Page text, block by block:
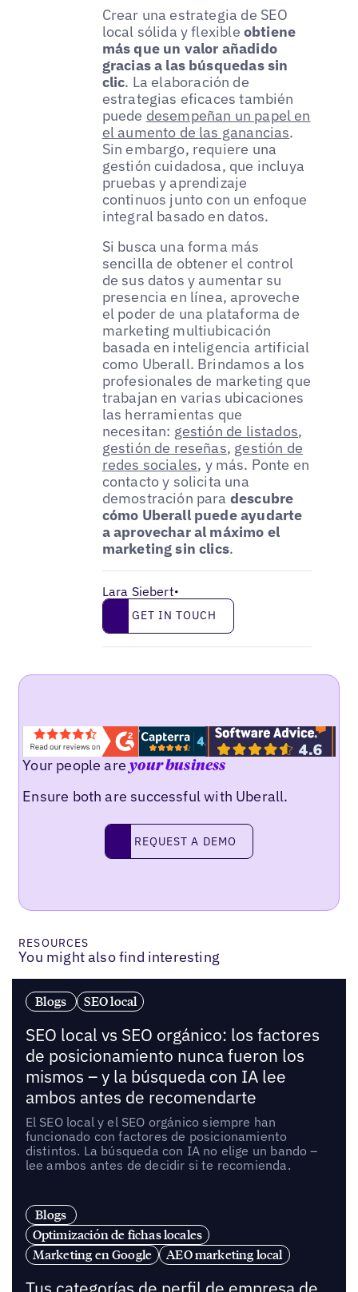
Crear una estrategia de SEO
local sólida y flexible obtiene
más que un valor añadido
gracias a las búsquedas sin
clic. La elaboración de
estrategias eficaces también
puede desempeñan un papel en
el aumento de las ganancias.
Sin embargo, requiere una
gestión cuidadosa, que incluya
pruebas y aprendizaje
continuos junto con un enfoque
integral basado en datos.
Si busca una forma más
sencilla de obtener el control
de sus datos y aumentar su
presencia en línea, aproveche
el poder de una plataforma de
marketing multiubicación
basada en inteligencia artificial
como Uberall. Brindamos a los
profesionales de marketing que
trabajan en varias ubicaciones
las herramientas que
necesitan: gestión de listados,
gestión de reseñas, gestión de
redes sociales, y más. Ponte en
contacto y solicita una
demostración para descubre
cómo Uberall puede ayudarte
a aprovechar al máximo el
marketing sin clics.
Lara Siebert•
Get in touch
GET IN TOUCH
Your people areyour business
Ensure both are successful with Uberall.
Request a demo
REQUEST A DEMO
RESOURCES
You might also find interesting
Blogs SEO local
SEO local vs SEO orgánico: los factores
de posicionamiento nunca fueron los
mismos – y la búsqueda con IA lee
ambos antes de recomendarte
El SEO local y el SEO orgánico siempre han
funcionado con factores de posicionamiento
distintos. La búsqueda con IA no elige un bando –
lee ambos antes de decidir si te recomienda.
Blogs
Optimización de fichas locales
Marketing en Google
AEO marketing local